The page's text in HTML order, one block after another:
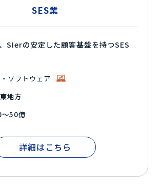
SES業
SIerの安定した顧客基盤を持つSES
ソフトウェア
地方
50億
詳細はこちら